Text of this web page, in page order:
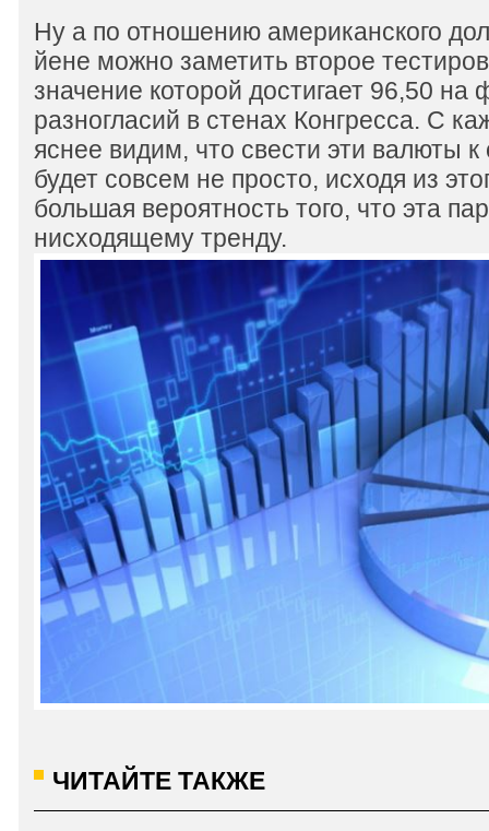
Ну а по отношению американского
йене можно заметить второе
значение которой достигает 96,50 на
разногласий в стенах Конгресса. С
яснее видим, что свести эти валюты
будет совсем не просто, исходя из
большая вероятность того, что эта
нисходящему тренду.
ЧИТАЙТЕ ТАКЖЕ